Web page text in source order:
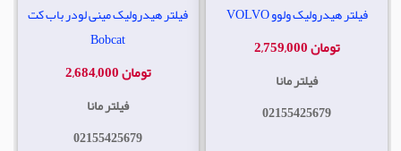
فیلتر هیدرولیک مینی لودر باب کت
Bobcat
2,684,000 تومان
فیلتر مانا
02155425679
فیلتر هیدرولیک ولوو VOLVO
2,759,000 تومان
فیلتر مانا
02155425679